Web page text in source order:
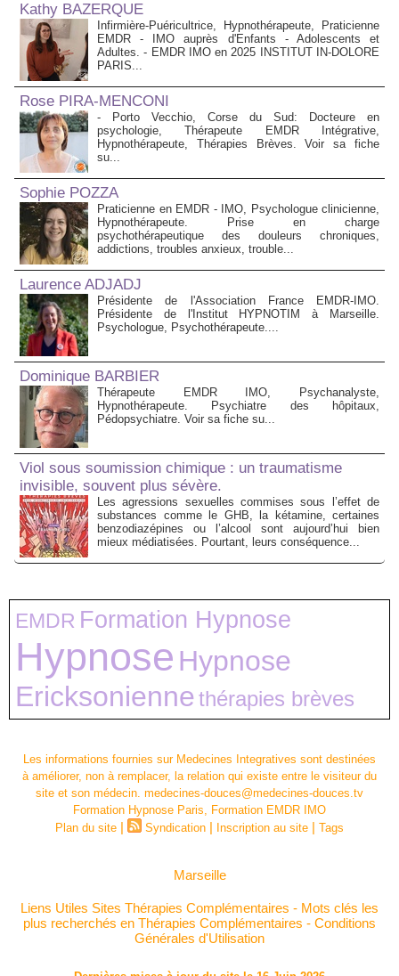
Kathy BAZERQUE
Infirmière-Puéricultrice, Hypnothérapeute, Praticienne
EMDR - IMO auprès d'Enfants - Adolescents et
Adultes. - EMDR IMO en 2025 INSTITUT IN-DOLORE
PARIS...
Rose PIRA-MENCONI
- Porto Vecchio, Corse du Sud: Docteure en
psychologie, Thérapeute EMDR Intégrative,
Hypnothérapeute, Thérapies Brèves. Voir sa fiche
su...
Sophie POZZA
Praticienne en EMDR - IMO, Psychologue clinicienne,
Hypnothérapeute. Prise en charge
psychothérapeutique des douleurs chroniques,
addictions, troubles anxieux, trouble...
Laurence ADJADJ
Présidente de l'Association France EMDR-IMO.
Présidente de l'Institut HYPNOTIM à Marseille.
Psychologue, Psychothérapeute....
Dominique BARBIER
Thérapeute EMDR IMO, Psychanalyste,
Hypnothérapeute. Psychiatre des hôpitaux,
Pédopsychiatre. Voir sa fiche su...
Viol sous soumission chimique : un traumatisme
invisible, souvent plus sévère.
Les agressions sexuelles commises sous l’effet de
substances comme le GHB, la kétamine, certaines
benzodiazépines ou l’alcool sont aujourd’hui bien
mieux médiatisées. Pourtant, leurs conséquence...
EMDR Formation Hypnose
Hypnose Hypnose
Ericksoniennethérapies brèves
Les informations fournies sur Medecines Integratives sont destinées
à améliorer, non à remplacer, la relation qui existe entre le visiteur du
site et son médecin. medecines-douces@medecines-douces.tv
Formation Hypnose Paris, Formation EMDR IMO
Plan du site | Syndication | Inscription au site | Tags
Marseille
Liens Utiles Sites Thérapies Complémentaires - Mots clés les
plus recherchés en Thérapies Complémentaires - Conditions
Générales d'Utilisation